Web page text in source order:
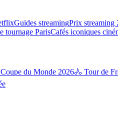
Guides streamingPrix streaming
tournage ParisCafés iconiques
du Monde 2026🚴 Tour de